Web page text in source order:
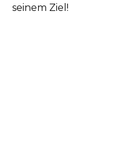
seinem Ziel!